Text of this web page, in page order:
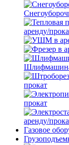
аренду/
Шлифмашина
прокат
прокат
аренду/
Газовое